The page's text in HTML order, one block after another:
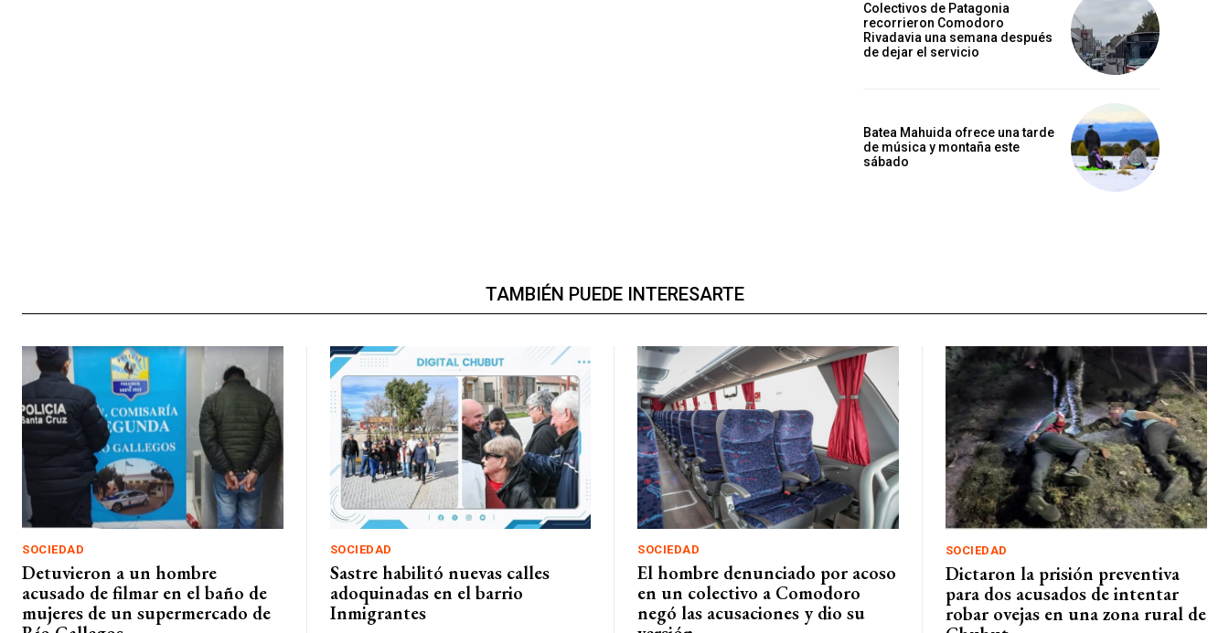
Colectivos de Patagonia
recorrieron Comodoro
Rivadavia una semana después
de dejar el servicio
Batea Mahuida ofrece una tarde
de música y montaña este
sábado
TAMBIÉN PUEDE INTERESARTE
SOCIEDAD
Detuvieron a un hombre
acusado de filmar en el baño de
mujeres de un supermercado de
SOCIEDAD
Sastre habilitó nuevas calles
adoquinadas en el barrio
Inmigrantes
SOCIEDAD
El hombre denunciado por acoso
en un colectivo a Comodoro
negó las acusaciones y dio su
SOCIEDAD
Dictaron la prisión preventiva
para dos acusados de intentar
robar ovejas en una zona rural de